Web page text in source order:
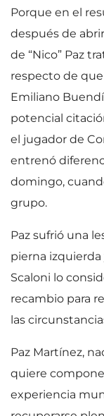
Porque en el
después de
de “Nico” Paz
respecto de
Emiliano
potencial
el jugador de
entrenó
domingo,
grupo.
Paz sufrió una
pierna
Scaloni lo
recambio para
las
Paz Martínez,
quiere
experiencia